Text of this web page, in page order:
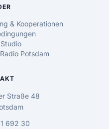
& Kooperationen
Potsdam
Straße 48
692 30